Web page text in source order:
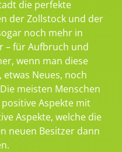
die perfekte
der Zollstock und der
noch mehr in
– für Aufbruch und
wenn man diese
Neues, noch
meisten Menschen
Aspekte mit
Aspekte, welche die
neuen Besitzer dann